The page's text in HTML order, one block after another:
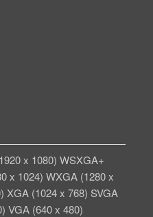
x 1080) WSXGA+
x 1024) WXGA (1280 x
XGA (1024 x 768) SVGA
VGA (640 x 480)